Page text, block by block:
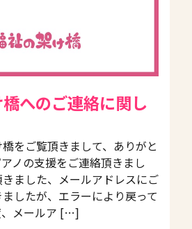
へのご連絡に関し
をご覧頂きまして、ありがと
ノの支援をご連絡頂きまし
ました、メールアドレスにご
したが、エラーにより戻って
、メールア […]